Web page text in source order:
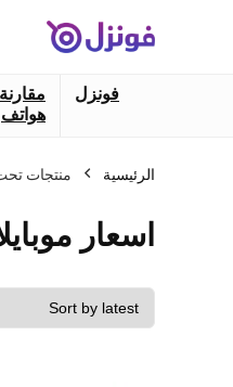
فونزل
مقارنة
هواتف
الرئيسية منتجات
اسعار